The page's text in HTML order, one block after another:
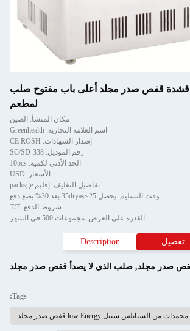
حسب الطّلب ice قشدة قفص صدر مجلد أعلى باب مفتوح صلب
لمطعم
مكان المنشأ: الصين
اسم العلامة التجارية: Greenhealth
إصدار الشهادات: CE ROSH
رقم الموديل: SC/SD-338
الحد الأدنى لكمية: 10pcs
الأسعار: USD
تفاصيل التغليف: إقليم packsge
وقت التسليم: يحصل 25~35dryas بعد 30% يضع دفع
شروط الدفع: T/T
القدرة على العرض: مجموعات 500 في الشهر
تفصيل Description
, صلب الذى لا يصدأ قفص صدر مجلد
Tags:
مجمدات من الستانلس ستيل,low Energy قفص صدر مجلد